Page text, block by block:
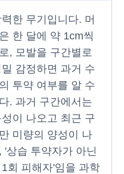
한 무기입니다. 머
한 달에 약 1cm씩
, 모발을 구간별로
감정하면 과거 수
투약 여부를 알 수
. 과거 구간에서는
이 나오고 최근 구
미량의 양성이 나
'상습 투약자가 아닌
회 피해자'임을 과학